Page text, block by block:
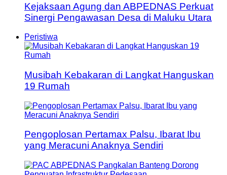
Kejaksaan Agung dan ABPEDNAS Perkuat
Sinergi Pengawasan Desa di Maluku Utara
Peristiwa
Musibah Kebakaran di Langkat Hanguskan
19 Rumah
Pengoplosan Pertamax Palsu, Ibarat Ibu
yang Meracuni Anaknya Sendiri